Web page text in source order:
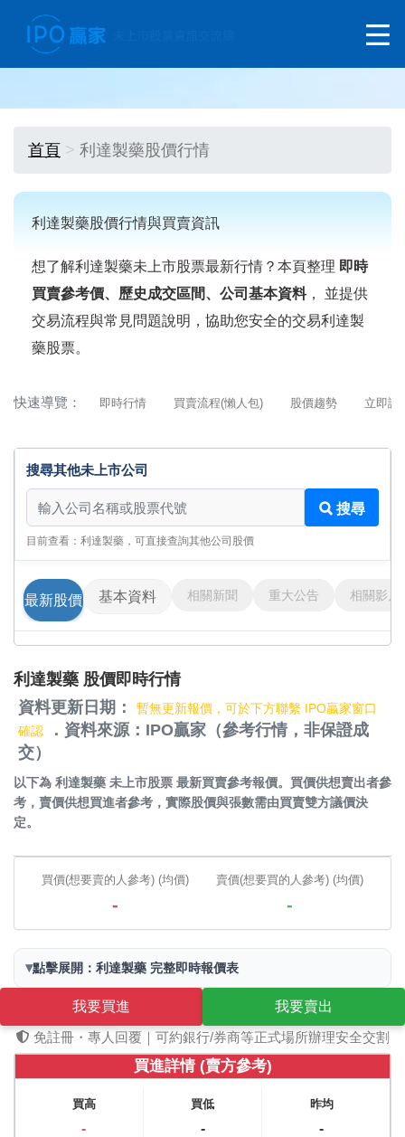
首頁 利達製藥股價行情
利達製藥股價行情與買賣資訊
想了解利達製藥未上市股票最新行情？本頁整理 即時
買賣參考價、歷史成交區間、公司基本資料， 並提供
交易流程與常見問題說明，協助您安全的交易利達製
藥股票。
快速導覽： 即時行情 買賣流程(懶人包) 股價趨勢 立即詢
搜尋其他未上市公司
搜尋其他未上市公司
搜尋
目前查看：利達製藥，可直接查詢其他公司股價
最新股價 基本資料 相關新聞 重大公告 相關影片
利達製藥 股價即時行情
資料更新日期：
暫無更新報價，可於下方聯繫 IPO贏家窗口
確認
．資料來源：IPO贏家（參考行情，非保證成
交）
以下為 利達製藥 未上市股票 最新買賣參考報價。買價供想賣出者參
考，賣價供想買進者參考，實際股價與張數需由買賣雙方議價決
定。
買價(想要賣的人參考) (均價)
-
賣價(想要買的人參考) (均價)
-
▾點擊展開：利達製藥 完整即時報價表
我要買進
我要賣出
免註冊・專人回覆｜可約銀行/券商等正式場所辦理安全交割
買進詳情 (賣方參考)
買高
-
買低
-
昨均
-